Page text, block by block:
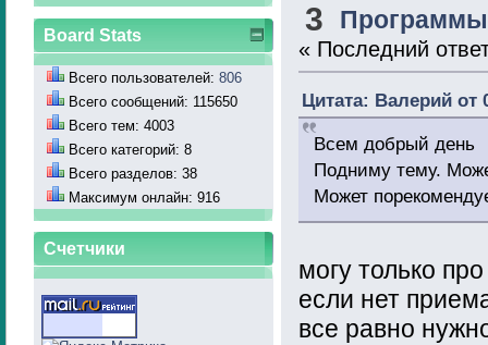
Board Stats
Всего пользователей: 806
Всего сообщений: 115650
Всего тем: 4003
Всего категорий: 8
Всего разделов: 38
Максимум онлайн: 916
Счетчики
3
« Последний
Цитата: Валерий от
Всем добрый день
Подниму тему.
Может
могу только
если нет
все равно